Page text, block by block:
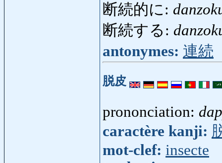
断続的に:
断続する:
antonymes: 連続
脱皮
prononciation:
caractère kanji:
mot-clef: insecte